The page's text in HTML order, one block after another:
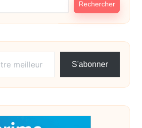
Rechercher
S'abonner